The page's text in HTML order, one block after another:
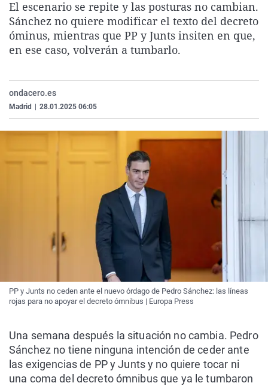
La rosa de los vientos
Gente viajera
Como el perro y el
Caso
Retornados
Equipo de
Extremadura
Galicia
La Rioja
Virales
Televisión
Elecciones
El escenario se repite y las posturas no cambian.
Sánchez no quiere modificar el texto del decreto
óminus, mientras que PP y Junts insiten en que,
en ese caso, volverán a tumbarlo.
ondacero.es
Madrid 28.01.2025 06:05
PP y Junts no ceden ante el nuevo órdago de Pedro Sánchez: las líneas
rojas para no apoyar el decreto ómnibus | Europa Press
Una semana después la situación no cambia. Pedro
Sánchez no tiene ninguna intención de ceder ante
las exigencias de PP y Junts y no quiere tocar ni
una coma del decreto ómnibus que ya le tumbaron